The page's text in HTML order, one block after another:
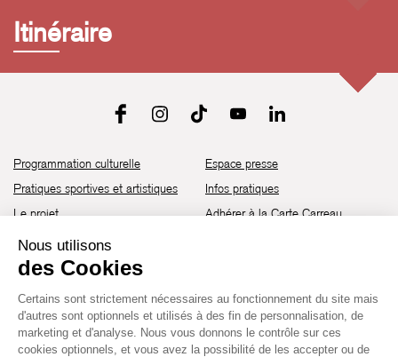
Itinéraire
Programmation culturelle
Pratiques sportives et artistiques
Le projet
Brochure de saison 25-26
Découvrir les espaces
Devenir partenaire
Espace presse
Infos pratiques
Adhérer à la Carte Carreau
Guide d’accessibilité
Établissement culturel et sportif à l’architecture industrielle de la fin du